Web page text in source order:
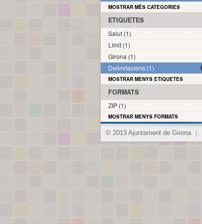
MOSTRAR MÉS CATEGORIES
ETIQUETES
Salut (1)
Límit (1)
Girona (1)
Delimitacions (1)
MOSTRAR MENYS ETIQUETES
FORMATS
ZIP (1)
MOSTRAR MENYS FORMATS
© 2013 Ajuntament de Girona